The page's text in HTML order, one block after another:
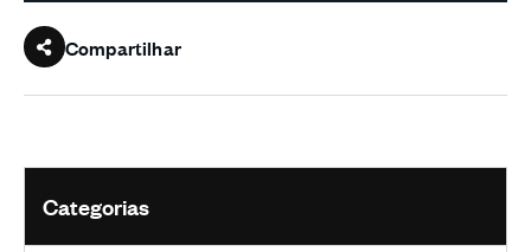
Compartilhar
Categorias